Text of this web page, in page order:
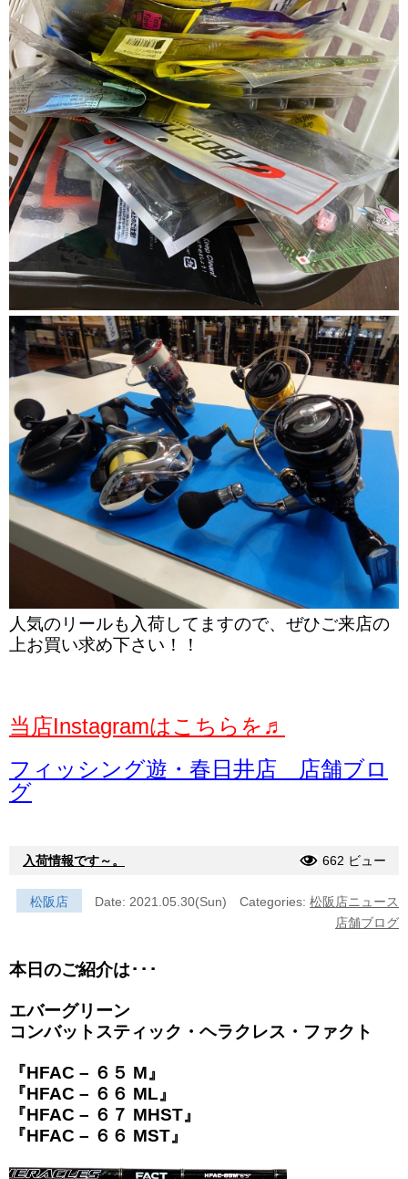
人気のリールも入荷してますので、ぜひご来店の
上お買い求め下さい！！
当店Instagramはこちらを♬
フィッシング遊・春日井店 店舗ブロ
グ
入荷情報です～。 662 ビュー
松阪店 Date: 2021.05.30(Sun) Categories: 松阪店ニュース
店舗ブログ
本日のご紹介は･･･
エバーグリーン
コンバットスティック・ヘラクレス・ファクト
『HFAC – ６５ M』
『HFAC – ６６ ML』
『HFAC – ６７ MHST』
『HFAC – ６６ MST』